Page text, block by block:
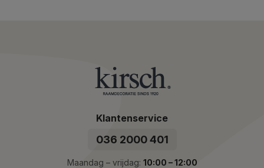
Klantenservice
036 2000 401
Maandag – vrijdag: 10:00 – 12:00